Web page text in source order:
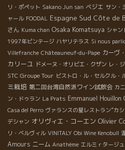
リ・ポペット Sakano Jun san ベジエ サン・
ャール FOODAL Espagne Sud Côte de
さん Kuma chan Osaka Komatsuya シャン
1997年ビンテージ ハヤリテラス Si nous
Villefranche Châteauneuf-du-Pape カーヴ
カリーユ ドメーヌ・オリビエ・クザン レ・
STC Groupe Tour ビストロ・ル・セルクル・
ミ栽培 第二回台湾自然派ワイン試飲会 カ
ン・ドゥラン La Prats Emmanuel Houillon
Casa del Perro ヴァランスの星レストラン”カ
デシャン オリヴィエ・コーエン Olivier
リ・ベルヴィル VINITALY Obi Wine Kenobull
Amours ニーム Anathème エルミｒタージ